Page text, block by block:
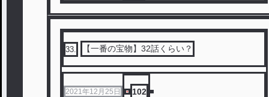
33 【一番の宝物】32話くらい？
2021年12月25日 102